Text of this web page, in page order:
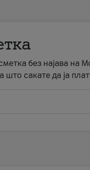
без најава на
што сакате да ја